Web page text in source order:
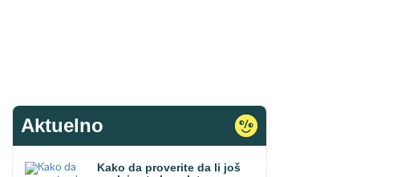
Aktuelno
Kako da proverite da li još